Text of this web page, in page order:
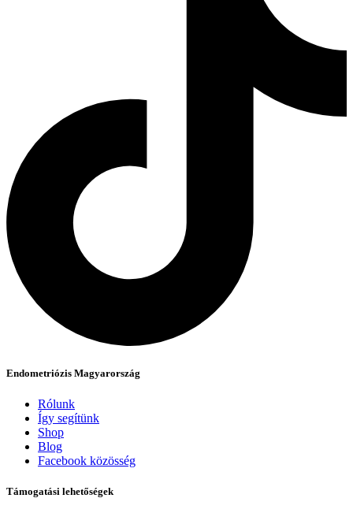
Endometriózis Magyarország
Rólunk
Így segítünk
Shop
Blog
Facebook közösség
Támogatási lehetőségek